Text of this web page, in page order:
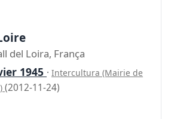
del Loira, França
1945 · Intercultura (Mairie de
(2012-11-24)